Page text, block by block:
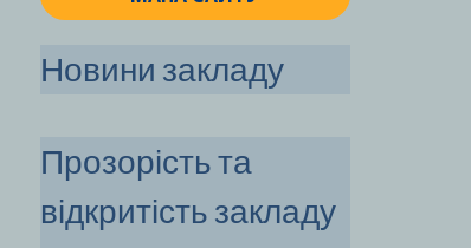
Новини закладу
Прозорість та
відкритість закладу